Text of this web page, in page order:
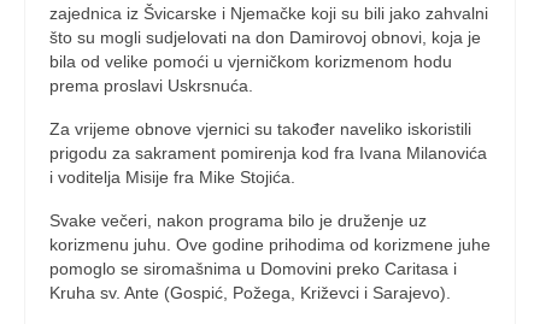
zajednica iz Švicarske i Njemačke koji su bili jako zahvalni
što su mogli sudjelovati na don Damirovoj obnovi, koja je
bila od velike pomoći u vjerničkom korizmenom hodu
prema proslavi Uskrsnuća.
Za vrijeme obnove vjernici su također naveliko iskoristili
prigodu za sakrament pomirenja kod fra Ivana Milanovića
i voditelja Misije fra Mike Stojića.
Svake večeri, nakon programa bilo je druženje uz
korizmenu juhu. Ove godine prihodima od korizmene juhe
pomoglo se siromašnima u Domovini preko Caritasa i
Kruha sv. Ante (Gospić, Požega, Križevci i Sarajevo).